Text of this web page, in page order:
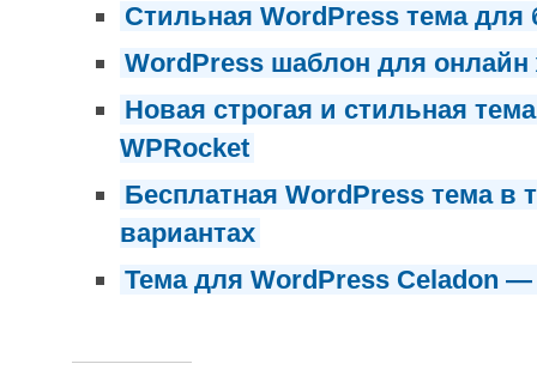
Стильная WordPress тема для
WordPress шаблон для онлайн
Новая строгая и стильная
WPRocket
Бесплатная WordPress тема в
вариантах
Тема для WordPress Celadon